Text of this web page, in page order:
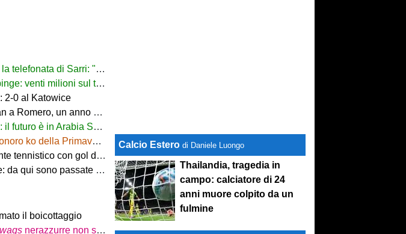
Sarri: "Vieni con me a Bergamo"
venti milioni sul tavolo
2-0 al Katowice
un anno di rinunce
Saudita! Tre milioni e firma biennale
Primavera contro il Toro
con gol di Pjaca
passate firme di Serie A
il boicottaggio
wags nerazzurre non si perdono di vista
Calcio Estero di Daniele Luongo
Thailandia, tragedia in
campo: calciatore di 24
anni muore colpito da un
fulmine